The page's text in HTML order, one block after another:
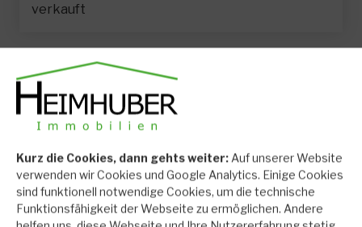
Kurz die Cookies, dann gehts weiter:Auf unserer Website
verwenden wir Cookies und Google Analytics. Einige Cookies
sind funktionell notwendige Cookies, um die technische
Funktionsfähigkeit der Webseite zu ermöglichen. Andere
verkauft
Großzügig geschnittene und helle 2
Zimmerwohnung mit Balkon
81735 München, Etagenwohnung
vermietet